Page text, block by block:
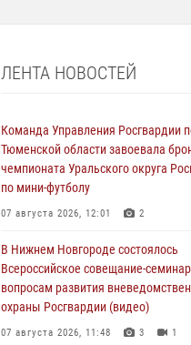
ЛЕНТА НОВОСТЕЙ
Команда Управления Росгвардии
Тюменской области завоевала
чемпионата Уральского округа
по мини-футболу
07 августа 2026, 12:01 2
В Нижнем Новгороде состоялось
Всероссийское совещание-
вопросам развития
охраны Росгвардии (видео)
07 августа 2026, 11:48 3 1